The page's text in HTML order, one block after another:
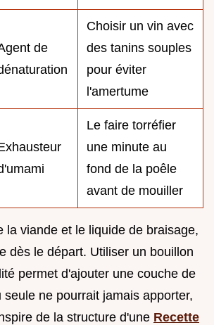
de
Choisir un vin avec
des tanins souples
pour éviter
l'amertume
Le faire torréfier
une minute au
fond de la poêle
avant de mouiller
la viande et le liquide de braisage,
dès le départ. Utiliser un bouillon
permet d'ajouter une couche de
seule ne pourrait jamais apporter,
de la structure d'une Recette